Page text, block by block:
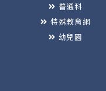
普通科
特殊教育網
幼兒園